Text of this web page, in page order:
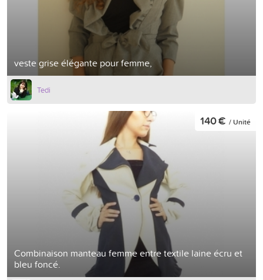
veste grise élégante pour femme,
Tedi
Combinaison manteau femme entre textile laine écru et
bleu foncé.
140 € / Unité